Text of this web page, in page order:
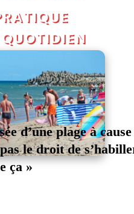
d’une plage à cause
le droit de
ça »